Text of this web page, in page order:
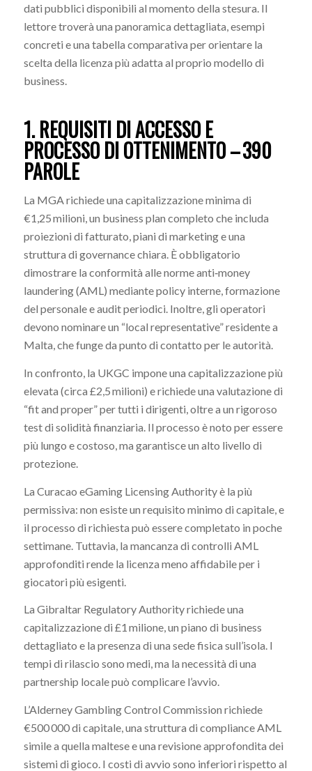
dati pubblici disponibili al momento della stesura. Il
lettore troverà una panoramica dettagliata, esempi
concreti e una tabella comparativa per orientare la
scelta della licenza più adatta al proprio modello di
business.
1. REQUISITI DI ACCESSO E
PROCESSO DI OTTENIMENTO – 390
PAROLE
La MGA richiede una capitalizzazione minima di
€1,25 milioni, un business plan completo che includa
proiezioni di fatturato, piani di marketing e una
struttura di governance chiara. È obbligatorio
dimostrare la conformità alle norme anti‑money
laundering (AML) mediante policy interne, formazione
del personale e audit periodici. Inoltre, gli operatori
devono nominare un “local representative” residente a
Malta, che funge da punto di contatto per le autorità.
In confronto, la UKGC impone una capitalizzazione più
elevata (circa £2,5 milioni) e richiede una valutazione di
“fit and proper” per tutti i dirigenti, oltre a un rigoroso
test di solidità finanziaria. Il processo è noto per essere
più lungo e costoso, ma garantisce un alto livello di
protezione.
La Curacao eGaming Licensing Authority è la più
permissiva: non esiste un requisito minimo di capitale, e
il processo di richiesta può essere completato in poche
settimane. Tuttavia, la mancanza di controlli AML
approfonditi rende la licenza meno affidabile per i
giocatori più esigenti.
La Gibraltar Regulatory Authority richiede una
capitalizzazione di £1 milione, un piano di business
dettagliato e la presenza di una sede fisica sull’isola. I
tempi di rilascio sono medi, ma la necessità di una
partnership locale può complicare l’avvio.
L’Alderney Gambling Control Commission richiede
€500 000 di capitale, una struttura di compliance AML
simile a quella maltese e una revisione approfondita dei
sistemi di gioco. I costi di avvio sono inferiori rispetto al